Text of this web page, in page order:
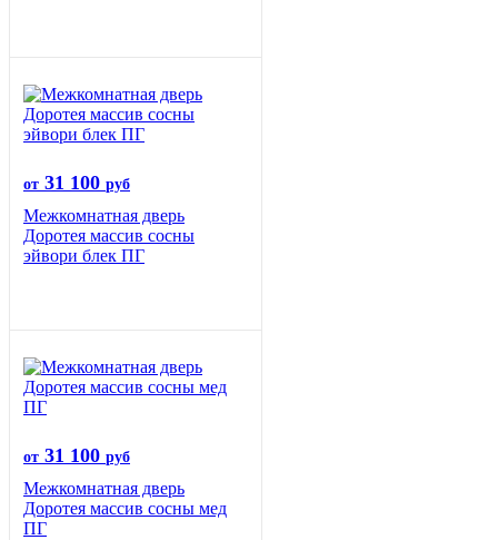
от 31 100 руб
Межкомнатная дверь
Доротея массив сосны
эйвори блек ПГ
от 31 100 руб
Межкомнатная дверь
Доротея массив сосны мед
ПГ